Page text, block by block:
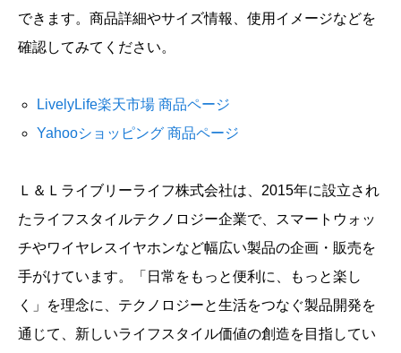
できます。商品詳細やサイズ情報、使用イメージなどを
確認してみてください。
LivelyLife楽天市場 商品ページ
Yahooショッピング 商品ページ
Ｌ＆Ｌライブリーライフ株式会社は、2015年に設立され
たライフスタイルテクノロジー企業で、スマートウォッ
チやワイヤレスイヤホンなど幅広い製品の企画・販売を
手がけています。「日常をもっと便利に、もっと楽し
く」を理念に、テクノロジーと生活をつなぐ製品開発を
通じて、新しいライフスタイル価値の創造を目指してい